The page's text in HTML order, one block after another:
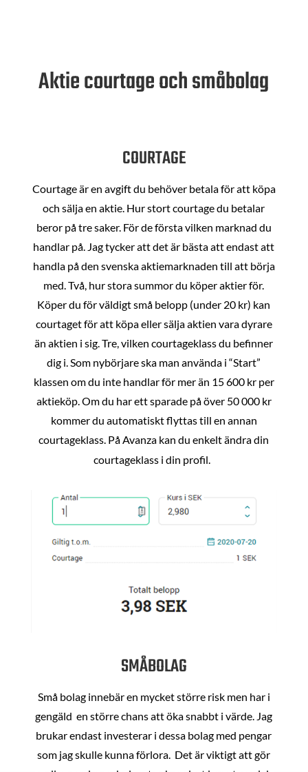
Aktie courtage och småbolag
COURTAGE
Courtage är en avgift du behöver betala för att köpa
och sälja en aktie. Hur stort courtage du betalar
beror på tre saker. För de första vilken marknad du
handlar på. Jag tycker att det är bästa att endast att
handla på den svenska aktiemarknaden till att börja
med. Två, hur stora summor du köper aktier för.
Köper du för väldigt små belopp (under 20 kr) kan
courtaget för att köpa eller sälja aktien vara dyrare
än aktien i sig. Tre, vilken courtageklass du befinner
dig i. Som nybörjare ska man använda i “Start”
klassen om du inte handlar för mer än 15 600 kr per
aktieköp. Om du har ett sparade på över 50 000 kr
kommer du automatiskt flyttas till en annan
courtageklass. På Avanza kan du enkelt ändra din
courtageklass i din profil.
SMÅBOLAG
Små bolag innebär en mycket större risk men har i
gengäld en större chans att öka snabbt i värde. Jag
brukar endast investerar i dessa bolag med pengar
som jag skulle kunna förlora. Det är viktigt att gör